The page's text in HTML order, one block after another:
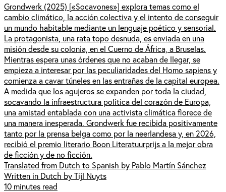
Grondwerk (2025) [«Socavones»] explora temas como el
cambio climático, la acción colectiva y el intento de conseguir
un mundo habitable mediante un lenguaje poético y sensorial.
La protagonista, una rata topo desnuda, es enviada en una
misión desde su colonia, en el Cuerno de África, a Bruselas.
Mientras espera unas órdenes que no acaban de llegar, se
empieza a interesar por las peculiaridades del Homo sapiens y
comienza a cavar túneles en las entrañas de la capital europea.
A medida que los agujeros se expanden por toda la ciudad,
socavando la infraestructura política del corazón de Europa,
una amistad entablada con una activista climática florece de
una manera inesperada. Grondwerk fue recibida positivamente
tanto por la prensa belga como por la neerlandesa y, en 2026,
recibió el premio literario Boon Literatuurprijs a la mejor obra
de ficción y de no ficción.
Translated from Dutch to Spanish by Pablo Martín Sánchez
Written in Dutch by Tijl Nuyts
10 minutes read